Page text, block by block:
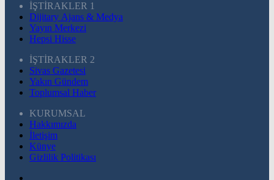
İŞTİRAKLER 1
Dijitary Ajans & Medya
Yayın Merkezi
Hepsi Hisse
İŞTİRAKLER 2
Sivas Gazetesi
Yakın Gündem
Toplumsal Haber
KURUMSAL
Hakkımızda
İletişim
Künye
Gizlilik Politikası